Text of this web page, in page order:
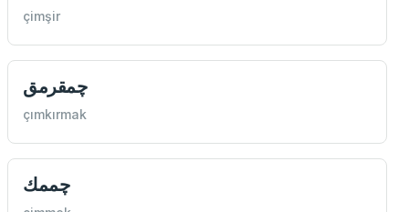
çimşir
چمقرمق
çımkırmak
چممك